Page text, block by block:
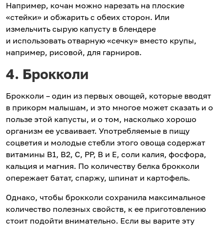
Например, кочан можно нарезать на плоские
«стейки» и обжарить с обеих сторон. Или
измельчить сырую капусту в блендере
и использовать отварную «сечку» вместо крупы,
например, рисовой, для гарниров.
4. Брокколи
Брокколи – один из первых овощей, которые вводят
в прикорм малышам, и это многое может сказать и о
пользе этой капусты, и о том, насколько хорошо
организм ее усваивает. Употребляемые в пищу
соцветия и молодые стебли этого овоща содержат
витамины В1, В2, С, РР, В и Е, соли калия, фосфора,
кальция и магния. По количеству белка брокколи
опережает батат, спаржу, шпинат и картофель.
Однако, чтобы брокколи сохранила максимальное
количество полезных свойств, к ее приготовлению
стоит подойти внимательно. Если вы варите эту